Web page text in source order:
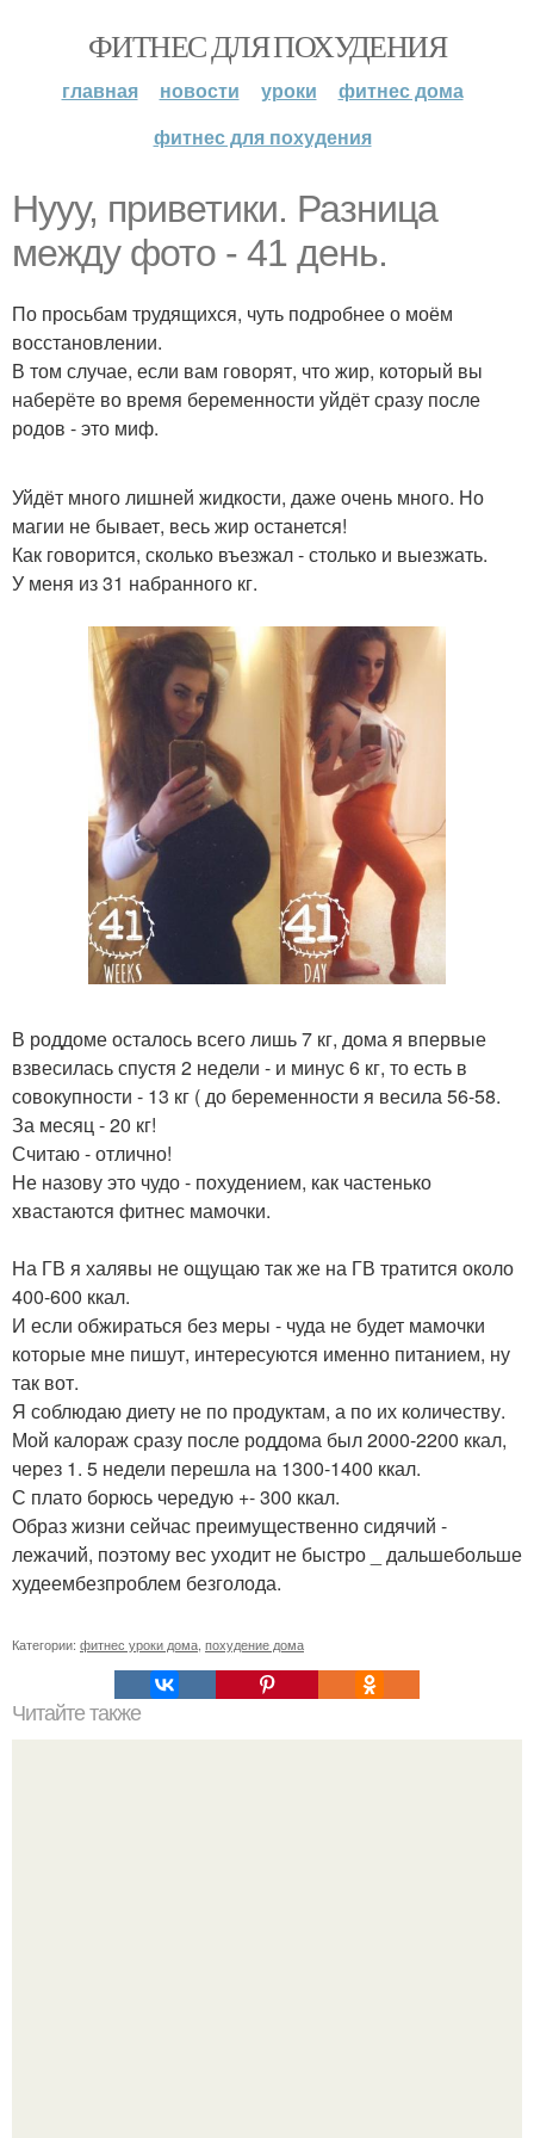
ФИТНЕС ДЛЯ ПОХУДЕНИЯ
главная новости уроки
фитнес дома
фитнес для похудения
Нууу, приветики. Разница
между фото - 41 день.
По просьбам трудящихся, чуть подробнее о моём
восстановлении.
В том случае, если вам говорят, что жир, который вы
наберёте во время беременности уйдёт сразу после
родов - это миф.
Уйдёт много лишней жидкости, даже очень много. Но
магии не бывает, весь жир останется!
Как говорится, сколько въезжал - столько и выезжать.
У меня из 31 набранного кг.
В роддоме осталось всего лишь 7 кг, дома я впервые
взвесилась спустя 2 недели - и минус 6 кг, то есть в
совокупности - 13 кг ( до беременности я весила 56-58.
За месяц - 20 кг!
Считаю - отлично!
Не назову это чудо - похудением, как частенько
хвастаются фитнес мамочки.
На ГВ я халявы не ощущаю так же на ГВ тратится около
400-600 ккал.
И если обжираться без меры - чуда не будет мамочки
которые мне пишут, интересуются именно питанием, ну
так вот.
Я соблюдаю диету не по продуктам, а по их количеству.
Мой калораж сразу после роддома был 2000-2200 ккал,
через 1. 5 недели перешла на 1300-1400 ккал.
С плато борюсь чередую +- 300 ккал.
Образ жизни сейчас преимущественно сидячий -
лежачий, поэтому вес уходит не быстро _ дальшебольше
худеембезпроблем безголода.
Категории: фитнес уроки дома похудение дома
Читайте также